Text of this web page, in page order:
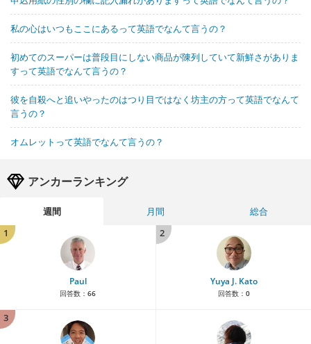
私の心はいつもここにあるって英語でなんて言うの？
初めてのスーパーは普段目にしない商品が陳列していて新鮮さがありま
すって英語でなんて言うの？
彼を自殺へと追いやったのはつり目ではなく坊主の方って英語でなんて
言うの？
オムレットって英語でなんて言うの？
アンカーランキング
週間 月間
総合
1
Paul
回答数： 66
2
Yuya J. Kato
回答数： 0
3